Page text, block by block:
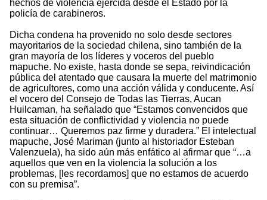
hechos de violencia ejercida desde el Estado por la
policía de carabineros.
Dicha condena ha provenido no solo desde sectores
mayoritarios de la sociedad chilena, sino también de la
gran mayoría de los líderes y voceros del pueblo
mapuche. No existe, hasta donde se sepa, reivindicación
pública del atentado que causara la muerte del matrimonio
de agricultores, como una acción válida y conducente. Así
el vocero del Consejo de Todas las Tierras, Aucan
Huilcaman, ha señalado que “Estamos convencidos que
esta situación de conflictividad y violencia no puede
continuar… Queremos paz firme y duradera.” El intelectual
mapuche, José Mariman (junto al historiador Esteban
Valenzuela), ha sido aún más enfático al afirmar que “…a
aquellos que ven en la violencia la solución a los
problemas, [les recordamos] que no estamos de acuerdo
con su premisa”.